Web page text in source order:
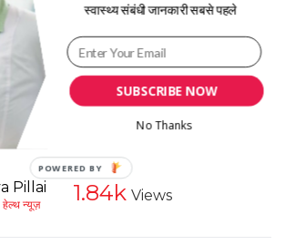
फेफड़े की बीमारी होने का
– शोध
Pillai
हेल्थ न्यूज़ 1.84k Views
SUBSCRIBE NOW
स्वास्थ्य संबंधी जानकारी सबसे पहले
No Thanks